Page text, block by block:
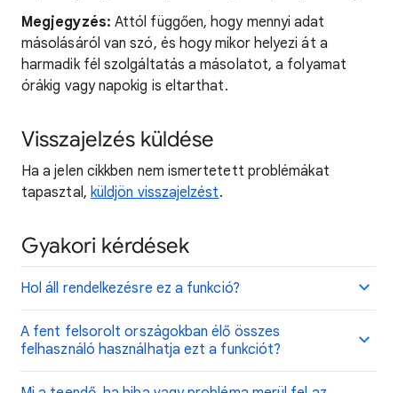
Megjegyzés: Attól függően, hogy mennyi adat
másolásáról van szó, és hogy mikor helyezi át a
harmadik fél szolgáltatás a másolatot, a folyamat
órákig vagy napokig is eltarthat.
Visszajelzés küldése
Ha a jelen cikkben nem ismertetett problémákat
tapasztal, küldjön visszajelzést.
Gyakori kérdések
Hol áll rendelkezésre ez a funkció?
A fent felsorolt országokban élő összes
felhasználó használhatja ezt a funkciót?